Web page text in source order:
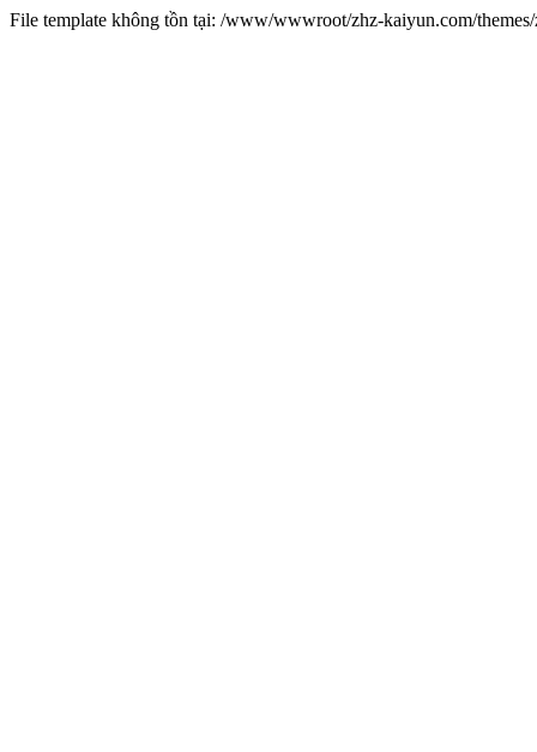
File template không tồn tại: /www/wwwroot/zhz-kaiyun.com/